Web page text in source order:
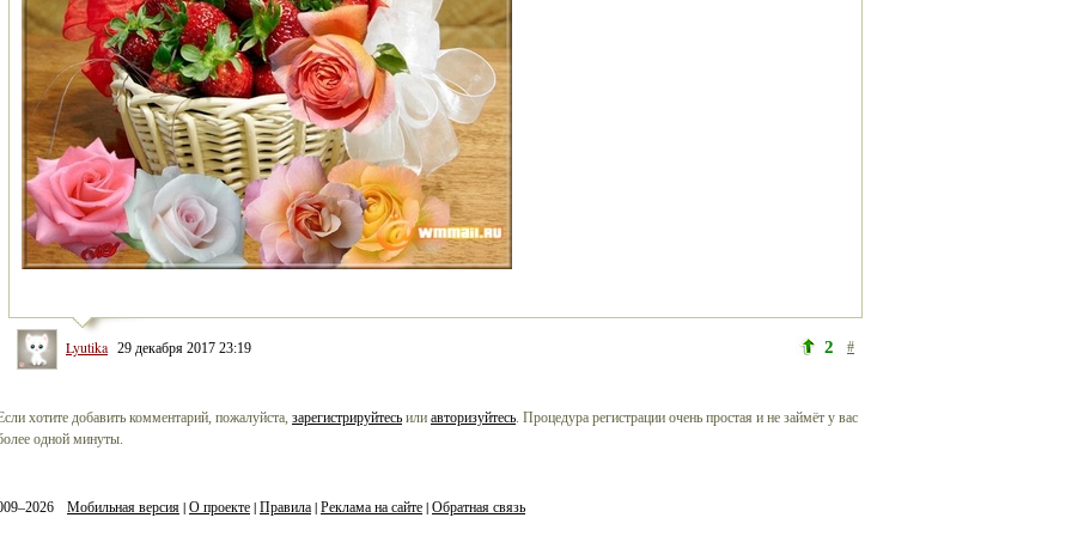
Lyutika 29 декабря 2017 23:19 2 #
хотите добавить комментарий, пожалуйста, зарегистрируйтесь или авторизуйтесь . Процедура регистрации очень простая и не займёт у вас
одной минуты.
Мобильная версия|О проекте|Правила|Реклама на сайте|Обратная связь